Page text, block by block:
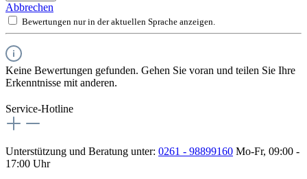
Abbrechen
Bewertungen nur in der aktuellen Sprache anzeigen.
Keine Bewertungen gefunden. Gehen Sie voran und teilen Sie Ihre
Erkenntnisse mit anderen.
Service-Hotline
Unterstützung und Beratung unter: 0261 - 98899160 Mo-Fr, 09:00 -
17:00 Uhr